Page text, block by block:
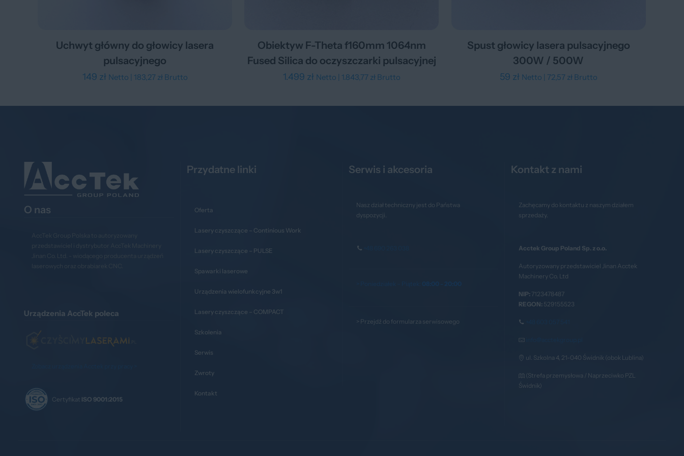
Uchwyt główny do głowicy lasera
pulsacyjnego
149 zł Netto | 183,27 złBrutto
Obiektyw F-Theta f160mm 1064nm
Fused Silica do oczyszczarki pulsacyjnej
1.499 zł Netto | 1.843,77 złBrutto
Spust głowicy lasera pulsacyjnego
300W / 500W
59 zł Netto | 72,57 złBrutto
O nas
AccTek Group Polska to autoryzowany
przedstawiciel i dystrybutor AccTek Machinery
Jinan Co. Ltd. - wiodącego producenta urządzeń
laserowych oraz obrabiarek CNC.
Urządzenia AccTek poleca
Certyfikat ISO 9001:2015
Przydatne linki
Oferta
Lasery czyszczące – Continious Work
Lasery czyszczące – PULSE
Spawarki laserowe
Urządzenia wielofunkcyjne 3w1
Lasery czyszczące – COMPACT
Szkolenia
Serwis
Zwroty
Kontakt
Serwis i akcesoria
Nasz dział techniczny jest do Państwa
dyspozycji.
> Poniedziałek – Piątek: 08:00 - 20:00
> Przejdź do formularza serwisowego
Kontakt z nami
Zachęcamy do kontaktu z naszym działem
sprzedaży.
Acctek Group Poland Sp. z o.o.
Autoryzowany przedstawiciel Jinan Acctek
Machinery Co. Ltd
NIP:7123478487
REGON:529155523
ul. Szkolna 4, 21-040 Świdnik (obok Lublina)
(Strefa przemysłowa / Naprzeciwko PZL
Świdnik)